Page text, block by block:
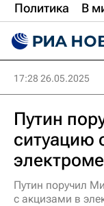
Политика В
17:28 26.05.2025
Путин
ситуацию
Путин поручил
с акцизами в